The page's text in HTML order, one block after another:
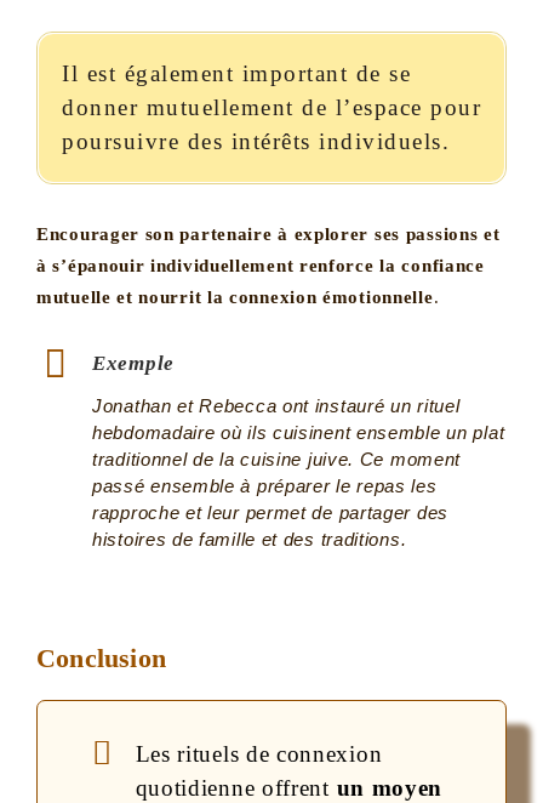
Il est également important de se
donner mutuellement de l’espace pour
poursuivre des intérêts individuels.
Encourager son partenaire à explorer ses passions et
à s’épanouir individuellement renforce la confiance
mutuelle et nourrit la connexion émotionnelle.
Exemple
Jonathan et Rebecca ont instauré un rituel
hebdomadaire où ils cuisinent ensemble un plat
traditionnel de la cuisine juive. Ce moment
passé ensemble à préparer le repas les
rapproche et leur permet de partager des
histoires de famille et des traditions.
Conclusion
Les rituels de connexion
quotidienne offrent un moyen